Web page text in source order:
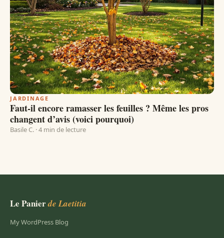
JARDINAGE
Faut-il encore ramasser les feuilles ? Même les pros
changent d’avis (voici pourquoi)
Basile C. · 4 min de lecture
Le Panierde Laetitia
My WordPress Blog